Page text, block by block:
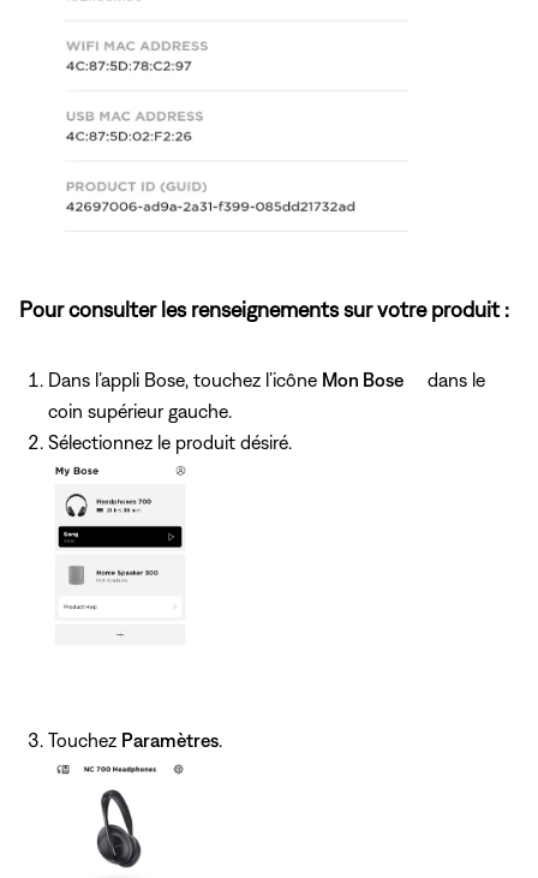
Pour consulter les renseignements sur votre produit :
Dans l’appli Bose, touchez l’icône Mon Bose dans le
coin supérieur gauche.
Sélectionnez le produit désiré.
Touchez Paramètres.